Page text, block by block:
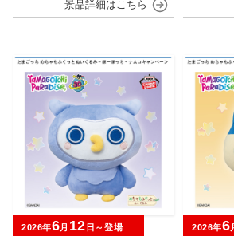
2026年6月 12 日～登場 2026年6